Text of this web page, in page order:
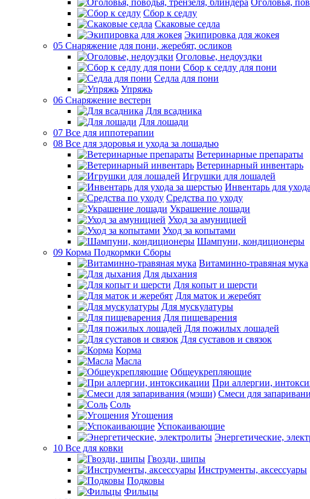
Оголовья,
Сбор к седлу
Скаковые седла
Экипировка для жокея
05 Снаряжение для пони, жеребят, осликов
Оголовье, недоуздки
Сбор к седлу для пони
Седла для пони
Упряжь
06 Снаряжение вестерн
Для всадника
Для лошади
07 Все для иппотерапии
08 Все для здоровья и ухода за лошадью
Ветеринарные препараты
Ветеринарный инвентарь
Игрушки для лошадей
Инвентарь для
Средства по уходу
Украшение лошади
Уход за амуницией
Уход за копытами
Шампуни, кондиционеры
09 Корма Подкормки Сборы
Витаминно-травяная мука
Для дыхания
Для копыт и шерсти
Для маток и жеребят
Для мускулатуры
Для пищеварения
Для пожилых лошадей
Для суставов и связок
Корма
Масла
Общеукрепляющие
При аллергии,
Смеси для
Соль
Угощения
Успокаивающие
Энергетические,
10 Все для ковки
Гвозди, шипы
Инструменты, аксессуары
Подковы
Фильцы